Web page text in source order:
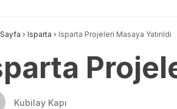
› Isparta › Isparta Projeleri Masaya Yatırıldı
Kubilay Kapı